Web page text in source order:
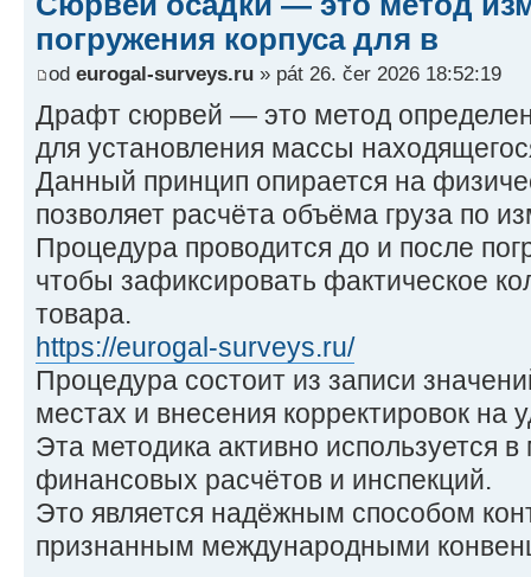
погружения корпуса для в
od eurogal-surveys.ru » pát 26. čer 2026 18:52:19
Драфт сюрвей — это метод
для установления массы
Данный принцип опирается на
позволяет расчёта объёма груза по
Процедура проводится до и после
чтобы зафиксировать фактическое
товара.
https://eurogal-surveys.ru/
Процедура состоит из записи
местах и внесения корректировок на
Эта методика активно используется
финансовых расчётов и инспекций.
Это является надёжным способом
признанным международными